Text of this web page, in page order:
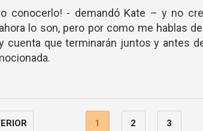
conocerlo! - demandó Kate – y no
lo son, pero por como me hablas
cuenta que terminarán juntos y antes
1 2 3